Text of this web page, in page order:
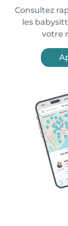
Consultez
les
votre